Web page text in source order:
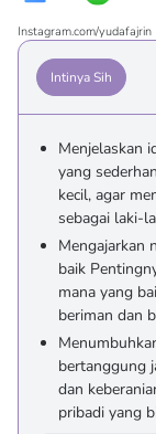
Instagram.com/yudafajrin
Intinya Sih
Menjelaskan
yang
kecil, agar
sebagai laki-
Mengajarkan
baik
mana yang
beriman dan
bertanggung
dan
pribadi yang